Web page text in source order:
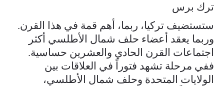
ترك برس
ستستضيف تركيا، ربما، أهم قمة في هذا القرن.
وربما يعقد أعضاء حلف شمال الأطلسي أكثر
اجتماعات القرن الحادي والعشرين حساسية.
ففي مرحلة تشهد فتوراً في العلاقات بين
الولايات المتحدة وحلف شمال الأطلسي،